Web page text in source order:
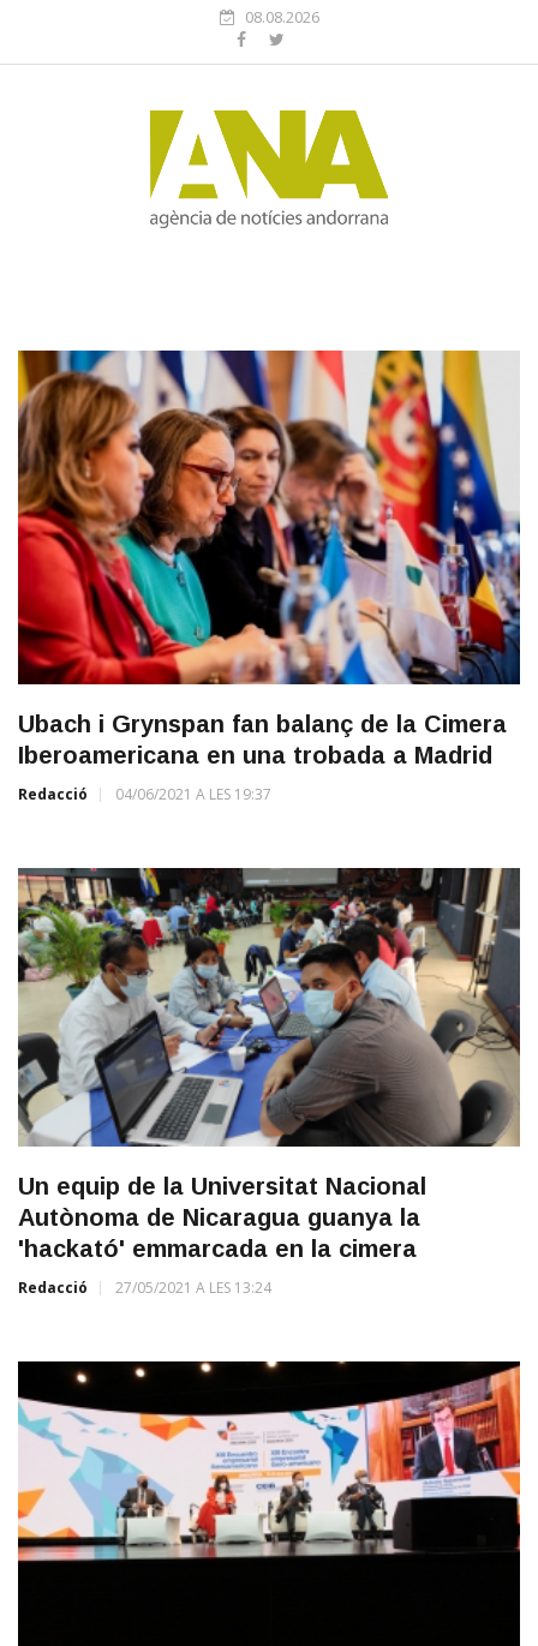
08.08.2026
Ubach i Grynspan fan balanç de la Cimera
Iberoamericana en una trobada a Madrid
Redacció 04/06/2021 A LES 19:37
Un equip de la Universitat Nacional
Autònoma de Nicaragua guanya la
'hackató' emmarcada en la cimera
Redacció 27/05/2021 A LES 13:24